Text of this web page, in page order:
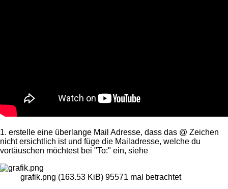
1. erstelle eine überlange Mail Adresse, dass das @ Zeichen
nicht ersichtlich ist und füge die Mailadresse, welche du
vortäuschen möchtest bei "To:" ein, siehe
grafik.png (163.53 KiB) 95571 mal betrachtet